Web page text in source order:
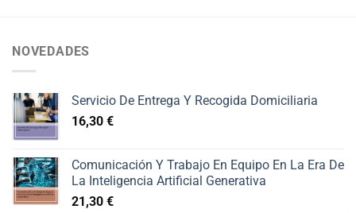
NOVEDADES
Servicio De Entrega Y Recogida Domiciliaria
16,30 €
Comunicación Y Trabajo En Equipo En La Era De
La Inteligencia Artificial Generativa
21,30 €